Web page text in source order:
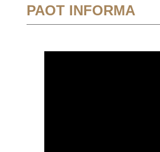
PAOT INFORMA